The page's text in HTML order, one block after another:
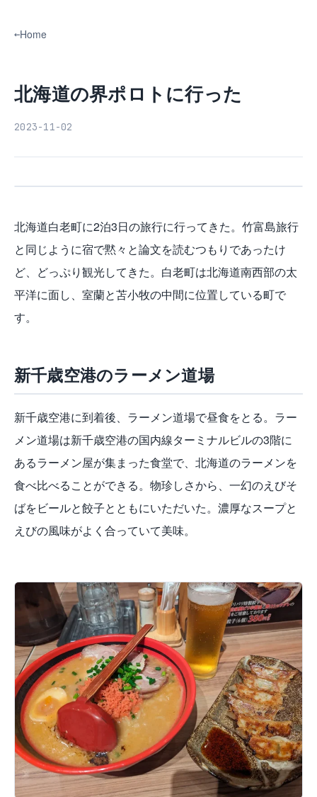
Home
北海道の界ポロトに行った
2023-11-02
北海道白老町に2泊3日の旅行に行ってきた。竹富島旅行
と同じように宿で黙々と論文を読むつもりであったけ
ど、どっぷり観光してきた。白老町は北海道南西部の太
平洋に面し、室蘭と苫小牧の中間に位置している町で
す。
新千歳空港のラーメン道場
新千歳空港に到着後、ラーメン道場で昼食をとる。ラー
メン道場は新千歳空港の国内線ターミナルビルの3階に
あるラーメン屋が集まった食堂で、北海道のラーメンを
食べ比べることができる。物珍しさから、一幻のえびそ
ばをビールと餃子とともにいただいた。濃厚なスープと
えびの風味がよく合っていて美味。